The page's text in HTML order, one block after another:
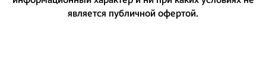
является публичной офертой.